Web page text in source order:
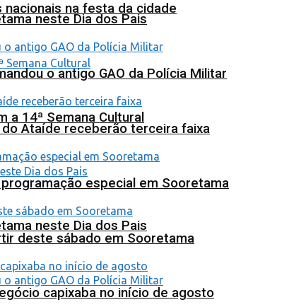
na festa da cidade
a 14ª Semana Cultural
neste Dia dos Pais
neste Dia dos Pais
o antigo GAO da Polícia Militar
do Ataíde receberão terceira faixa
especial em Sooretama
deste sábado em Sooretama
capixaba no início de agosto